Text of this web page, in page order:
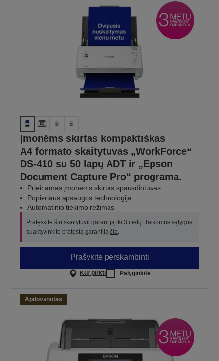
Įmonėms skirtas kompaktiškas
A4 formato skaitytuvas „WorkForce“
DS-410 su 50 lapų ADT ir „Epson
Document Capture Pro“ programa.
Prieinamas įmonėms skirtas spausdintuvas
Popieriaus apsaugos technologija
Automatinio tiekimo režimas
Pratęskite šio skaitytuvo garantiją iki 3 metų. Taikomos sąlygos,
suaktyvinkite pratęstą garantiją čia
Prašykite perskambinti
Kur pirkti Palyginkite
Apdovanotas